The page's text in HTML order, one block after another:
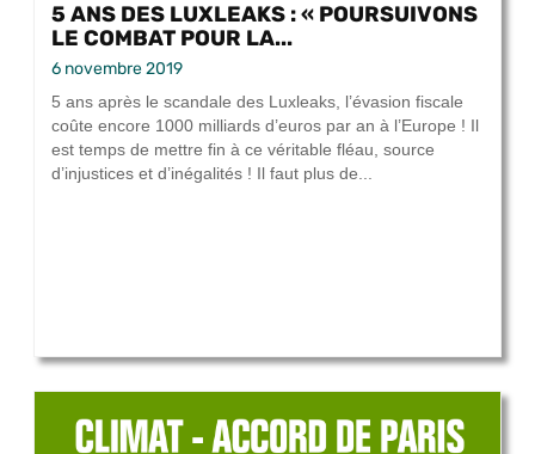
5 ANS DES LUXLEAKS : « POURSUIVONS
LE COMBAT POUR LA...
6 novembre 2019
5 ans après le scandale des Luxleaks, l’évasion fiscale
coûte encore 1000 milliards d’euros par an à l’Europe ! Il
est temps de mettre fin à ce véritable fléau, source
d’injustices et d’inégalités ! Il faut plus de...